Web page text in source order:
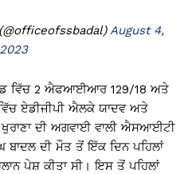
August 4,
2023
ਵਿੱਚ 2 ਐਫਆਈਆਰ 129/18 ਅਤੇ
ਏਡੀਜੀਪੀ ਐਲਕੇ ਯਾਦਵ ਅਤੇ
ਦੀ ਅਗਵਾਈ ਵਾਲੀ ਐਸਆਈਟੀ
ਬਾਦਲ ਦੀ ਮੌਤ ਤੋਂ ਇੱਕ ਦਿਨ ਪਹਿਲਾਂ
ਪੇਸ਼ ਕੀਤਾ ਸੀ। ਇਸ ਤੋਂ ਪਹਿਲਾਂ